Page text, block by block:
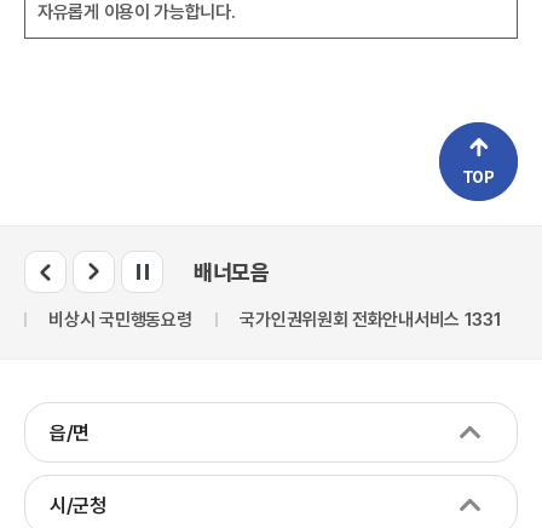
자유롭게 이용이 가능합니다.
배너모음
비상시 국민행동요령 국가인권위원회 전화안내서비스 1331
읍/면
시/군청